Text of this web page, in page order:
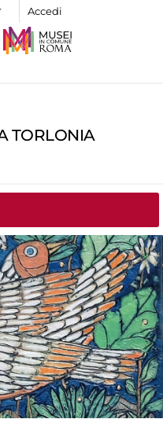
Accedi
TORLONIA